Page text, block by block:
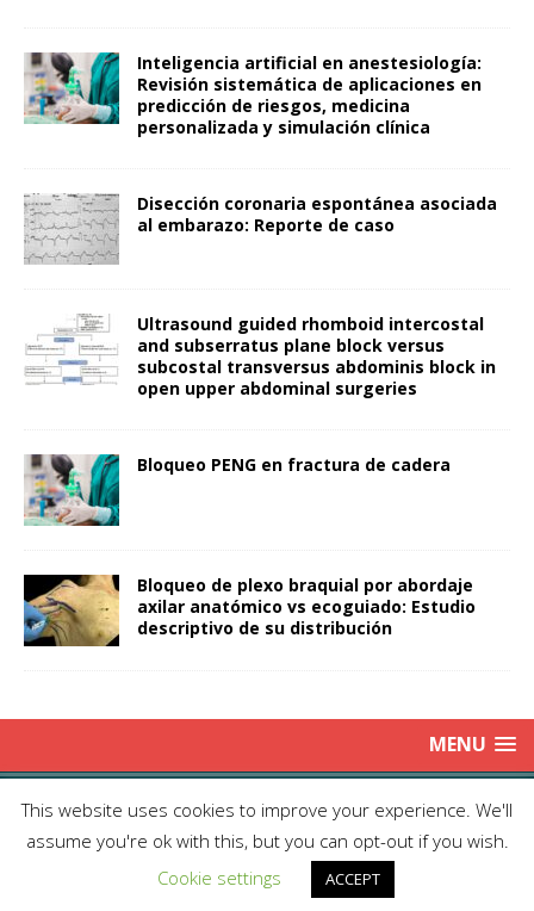
Inteligencia artificial en anestesiología:
Revisión sistemática de aplicaciones en
predicción de riesgos, medicina
personalizada y simulación clínica
Disección coronaria espontánea asociada
al embarazo: Reporte de caso
Ultrasound guided rhomboid intercostal
and subserratus plane block versus
subcostal transversus abdominis block in
open upper abdominal surgeries
Bloqueo PENG en fractura de cadera
Bloqueo de plexo braquial por abordaje
axilar anatómico vs ecoguiado: Estudio
descriptivo de su distribución
MENU
Copyright © 2025 | Publicación Oficial de la Sociedad de Médicos
Anestesiólogos de Chile| Enviar Email
| Producción: Editorial Iku
Ltda.| This work is licensed under Creative Commons Attribution 4.0
International
This website uses cookies to improve your experience. We'll
assume you're ok with this, but you can opt-out if you wish.
Cookie settings
ACCEPT